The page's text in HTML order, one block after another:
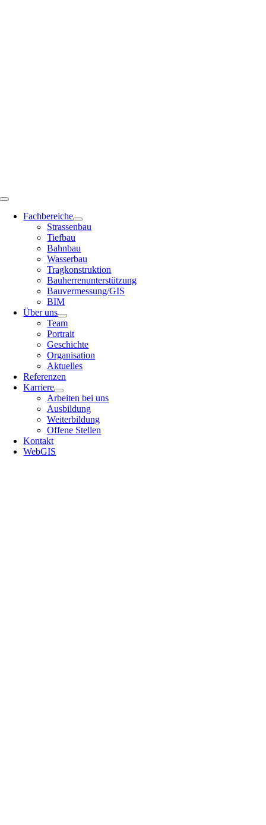
Toggle
NavigationFachbereiche
Strassenbau
Tiefbau
Bahnbau
Wasserbau
Tragkonstruktion
Bauherrenunterstützung
Bauvermessung/GIS
BIM
Über uns
Team
Portrait
Geschichte
Organisation
Aktuelles
Referenzen
Karriere
Arbeiten bei uns
Ausbildung
Weiterbildung
Offene Stellen
Kontakt
WebGIS